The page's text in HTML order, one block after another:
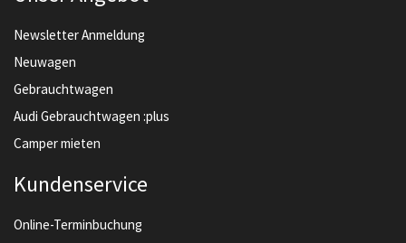
Newsletter Anmeldung
Neuwagen
Gebrauchtwagen
Audi Gebrauchtwagen :plus
Camper mieten
Kundenservice
Online-Terminbuchung